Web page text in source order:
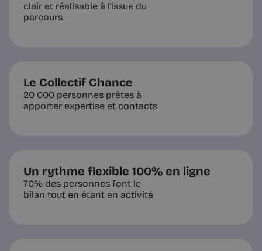
clair et réalisable à l'issue du
parcours
Le Collectif Chance
20 000 personnes prêtes à
apporter expertise et contacts
Un rythme flexible 100% en ligne
70% des personnes font le
bilan tout en étant en activité